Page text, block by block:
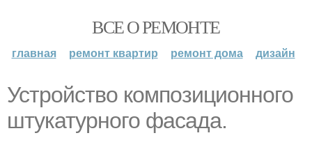
ВСЕ О РЕМОНТЕ
главная ремонт квартир ремонт дома дизайн
Устройство композиционного
штукатурного фасада.